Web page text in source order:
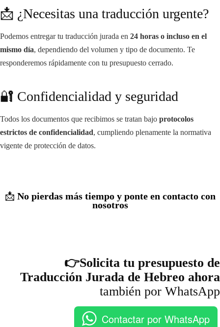
📩 ¿Necesitas una traducción urgente?
Podemos entregar tu traducción jurada en 24 horas o incluso en el
mismo día, dependiendo del volumen y tipo de documento. Te
responderemos rápidamente con tu presupuesto cerrado.
🔐 Confidencialidad y seguridad
Todos los documentos que recibimos se tratan bajo protocolos
estrictos de confidencialidad, cumpliendo plenamente la normativa
vigente de protección de datos.
📩 No pierdas más tiempo y ponte en contacto con
nosotros
👉Solicita tu presupuesto de
Traducción Jurada de Hebreo ahora
también por WhatsApp
Contactar por WhatsApp